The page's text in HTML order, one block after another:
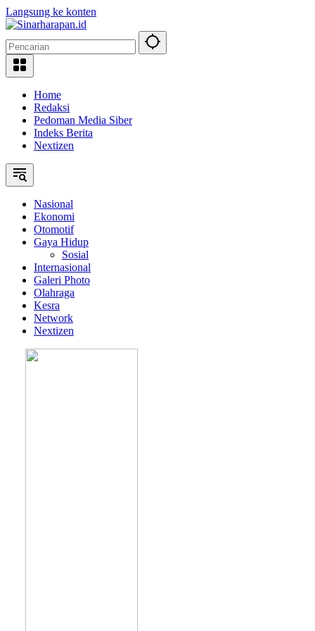
Langsung ke konten
Home
Redaksi
Pedoman Media Siber
Indeks Berita
Nextizen
Nasional
Ekonomi
Otomotif
Gaya Hidup
Sosial
Internasional
Galeri Photo
Olahraga
Kesra
Network
Nextizen